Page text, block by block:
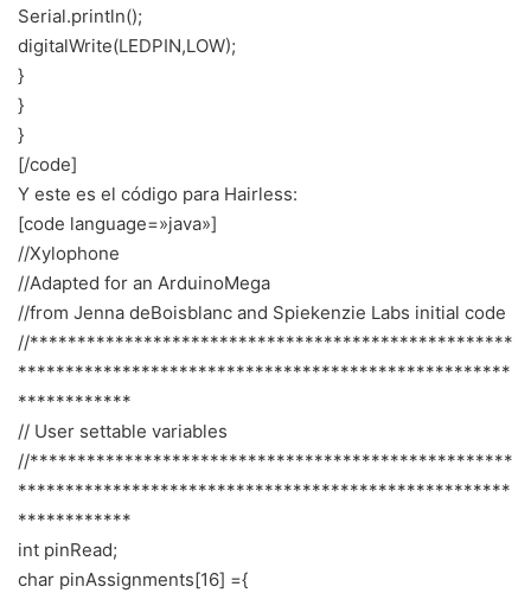
Serial.println();
digitalWrite(LEDPIN,LOW);
}
}
}
[/code]
Y este es el código para Hairless:
[code language=»java»]
//Xylophone
//Adapted for an ArduinoMega
//from Jenna deBoisblanc and Spiekenzie Labs initial code
//***************************************************
****************************************************
************
// User settable variables
//***************************************************
****************************************************
************
int pinRead;
char pinAssignments[16] ={